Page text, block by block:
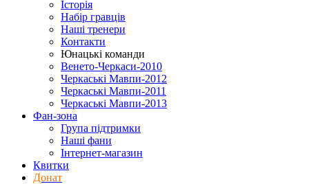
Історія
Набір гравців
Наші тренери
Контакти
Юнацькі команди
Венето-Черкаси-2010
Черкаські Мавпи-2012
Черкаські Мавпи-2011
Черкаські Мавпи-2013
Фан-зона
Група підтримки
Наші фани
Інтернет-магазин
Квитки
Донат